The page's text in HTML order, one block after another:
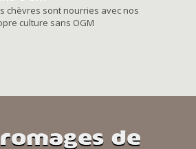
chèvres sont nourries avec nos
culture sans OGM
de